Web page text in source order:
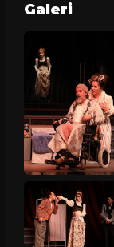
Galeri